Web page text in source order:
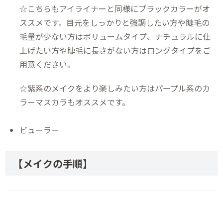
☆こちらもアイライナーと同様にブラックカラーがオ
ススメです。目元をしっかりと強調したい方や睫毛の
毛量が少ない方はボリュームタイプ、ナチュラルに仕
上げたい方や睫毛に長さがない方はロングタイプをご
用意ください。
☆紫系のメイクをより楽しみたい方はパープル系のカ
ラーマスカラもオススメです。
ビューラー
【メイクの手順】